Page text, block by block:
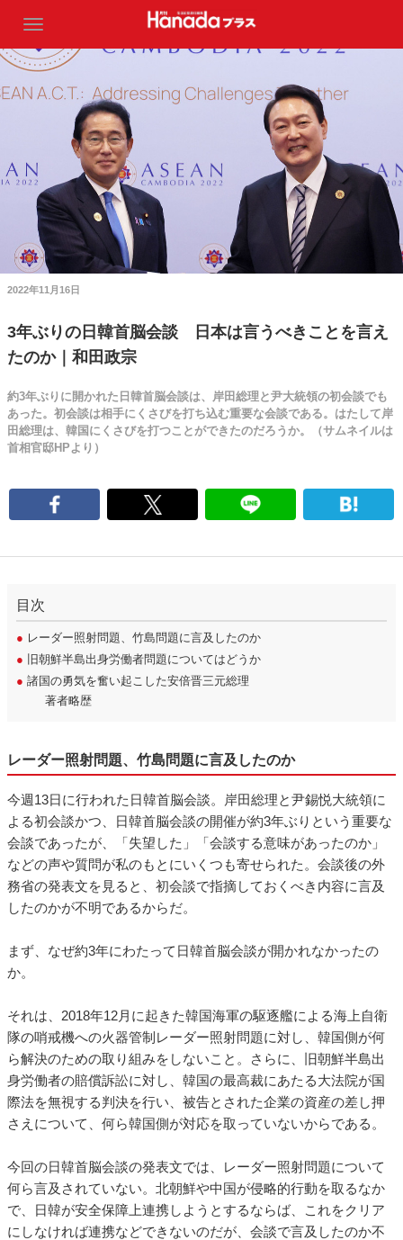
2022年11月16日
3年ぶりの日韓首脳会談 日本は言うべきことを言え
たのか｜和田政宗
約3年ぶりに開かれた日韓首脳会談は、岸田総理と尹大統領の初会談でも
あった。初会談は相手にくさびを打ち込む重要な会談である。はたして岸
田総理は、韓国にくさびを打つことができたのだろうか。（サムネイルは
首相官邸HPより）
目次
● レーダー照射問題、竹島問題に言及したのか
● 旧朝鮮半島出身労働者問題についてはどうか
● 諸国の勇気を奮い起こした安倍晋三元総理
著者略歴
レーダー照射問題、竹島問題に言及したのか
今週13日に行われた日韓首脳会談。岸田総理と尹錫悦大統領に
よる初会談かつ、日韓首脳会談の開催が約3年ぶりという重要な
会談であったが、「失望した」「会談する意味があったのか」
などの声や質問が私のもとにいくつも寄せられた。会談後の外
務省の発表文を見ると、初会談で指摘しておくべき内容に言及
したのかが不明であるからだ。
まず、なぜ約3年にわたって日韓首脳会談が開かれなかったの
か。
それは、2018年12月に起きた韓国海軍の駆逐艦による海上自衛
隊の哨戒機への火器管制レーダー照射問題に対し、韓国側が何
ら解決のための取り組みをしないこと。さらに、旧朝鮮半島出
身労働者の賠償訴訟に対し、韓国の最高裁にあたる大法院が国
際法を無視する判決を行い、被告とされた企業の資産の差し押
さえについて、何ら韓国側が対応を取っていないからである。
今回の日韓首脳会談の発表文では、レーダー照射問題について
何ら言及されていない。北朝鮮や中国が侵略的行動を取るなか
で、日韓が安全保障上連携しようとするならば、これをクリア
にしなければ連携などできないのだが、会談で言及したのか不